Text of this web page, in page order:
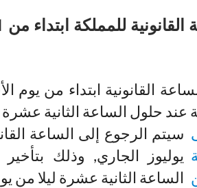
للمملكة ابتداء من 31 يوليوز
حلول الساعة الثانية عشرة ليلا
يوليوز الجاري, وذلك
الساعة الثانية عشرة ليلا من يوم